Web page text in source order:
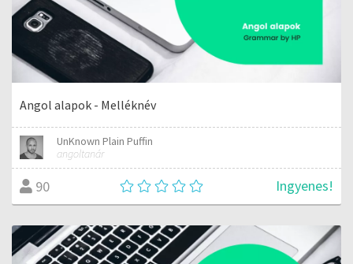
Angol alapok - Melléknév
UnKnown Plain Puffin
angoltanár
90 Ingyenes!